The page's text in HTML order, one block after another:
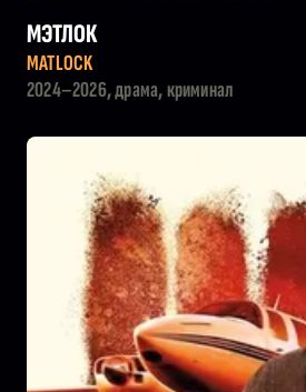
МЭТЛОК
MATLOCK
2024–2026, драма, криминал